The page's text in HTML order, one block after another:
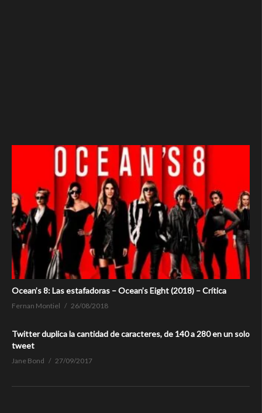
Ocean’s 8: Las estafadoras – Ocean’s Eight (2018) – Crítica
Fernan Montiel 26/08/2018
Twitter duplica la cantidad de caracteres, de 140 a 280 en un solo
tweet
Jane Bond 27/09/2017